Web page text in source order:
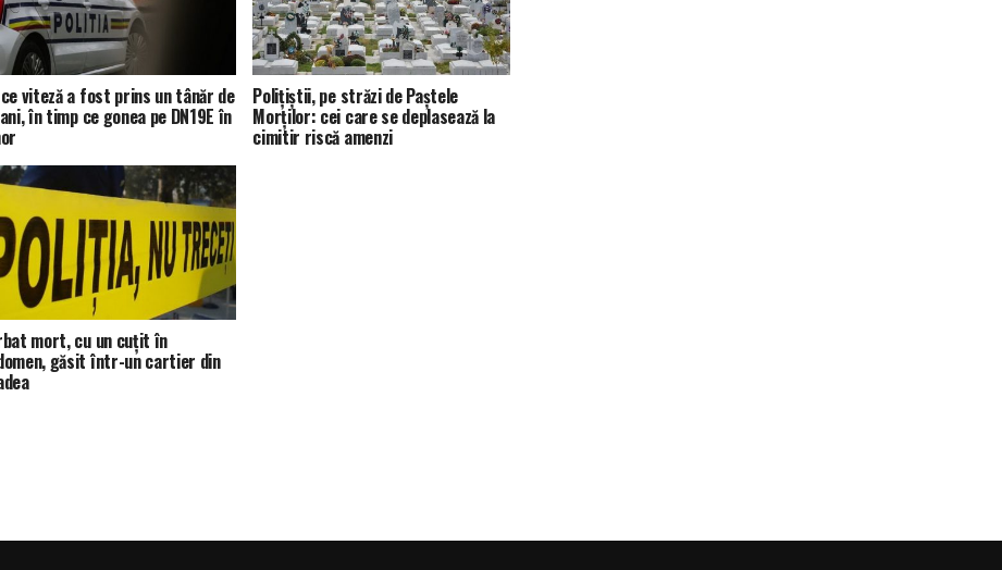
ce viteză a fost prins un tânăr de
în timp ce gonea pe DN19E în
Polițiștii, pe străzi de Paștele
Morților: cei care se deplasează la
cimitir riscă amenzi
mort, cu un cuţit în
găsit într-un cartier din